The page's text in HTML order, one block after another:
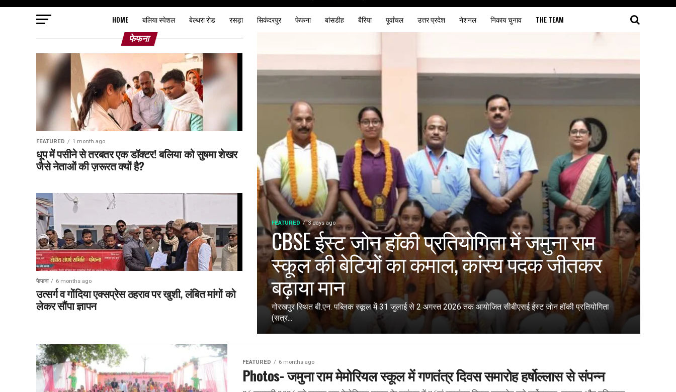
HOME बलिया स्पेशल बेल्थरा रोड रसड़ा सिकंदरपुर फेफना बांसडीह बैरिया पूर्वांचल उत्तर प्रदेश नेशनल निकाय चुनाव THE TEAM
FEATURED 3 days ago
CBSE ईस्ट जोन हॉकी प्रतियोगिता में जमुना राम
स्कूल की बेटियों का कमाल, कांस्य पदक जीतकर
बढ़ाया मान
गोरखपुर स्थित बी.एन. पब्लिक स्कूल में 31 जुलाई से 2 अगस्त 2026 तक आयोजित सीबीएसई ईस्ट जोन हॉकी प्रतियोगिता
(सत्र...
फेफना
FEATURED 1 month ago
धूप में पसीने से तरबतर एक डॉक्टर! बलिया को सुषमा शेखर
जैसे नेताओं की ज़रूरत क्यों है?
फेफना 6 months ago
उत्सर्ग व गोंदिया एक्सप्रेस ठहराव पर खुशी, लंबित मांगों को
लेकर सौंपा ज्ञापन
FEATURED 6 months ago
Photos- जमुना राम मेमोरियल स्कूल में गणतंत्र दिवस समारोह हर्षोल्लास से संपन्न